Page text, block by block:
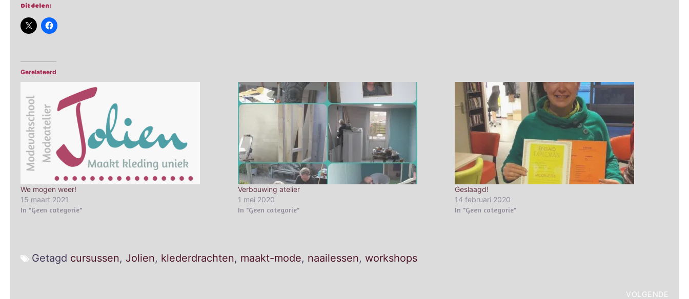
Dit delen:
Gerelateerd
We mogen weer!
15 maart 2021
In "Geen categorie"
Verbouwing atelier
1 mei 2020
In "Geen categorie"
Geslaagd!
14 februari 2020
In "Geen categorie"
Getagd cursussen, Jolien, klederdrachten, maakt-mode, naailessen, workshops
VOLGENDE